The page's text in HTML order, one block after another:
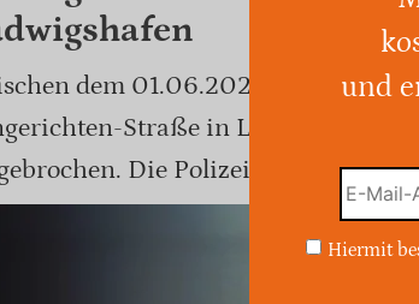
dem 01.06.2026 und dem
Straße in Ludwigshafen
Die Polizei ermittelt.
und
Hiermit